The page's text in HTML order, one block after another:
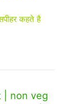
कहते है
| non veg